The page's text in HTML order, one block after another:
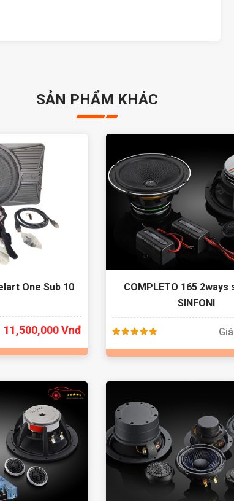
SẢN PHẨM KHÁC
One Sub 10
11,500,000 Vnđ
COMPLETO 165 2ways
SINFONI